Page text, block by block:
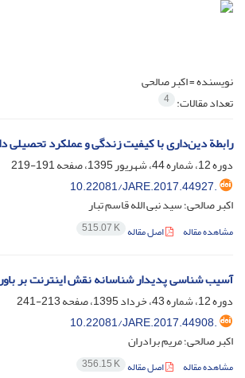
نویسنده =اکبر صالحی
تعداد مقالات: 4
رابطة دین‌داری با کیفیت زندگی و عملکرد تحصیلی
دوره 12، شماره 44، شهریور 1395، صفحه
191-219
10.22081/JARE.2017.44927.
اکبر صالحی؛ سید نبی الله قاسم تبار
مشاهده مقاله اصل مقاله 515.07 K
آسیب شناسی پدیدار شناسانه نقش اینترنت بر
دوره 12، شماره 43، خرداد 1395، صفحه
213-241
10.22081/JARE.2017.44908.
اکبر صالحی؛ مریم برادران
مشاهده مقاله اصل مقاله 356.15 K